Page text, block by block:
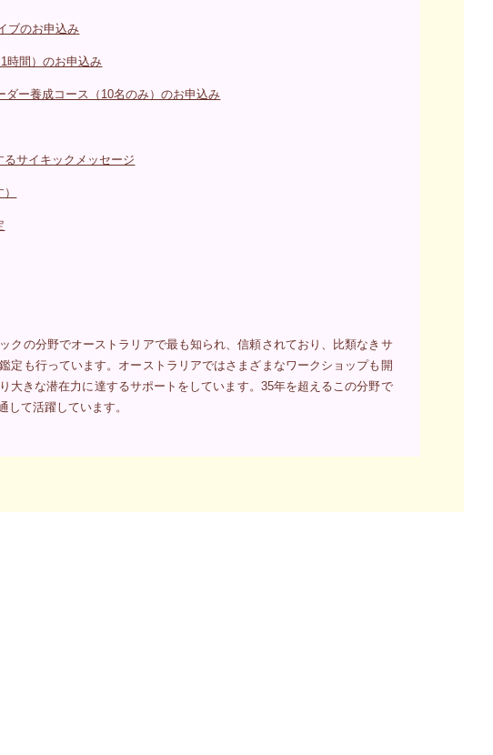
ブのお申込み
時間）のお申込み
ー養成コース（10名のみ）のお申込み
サイキックメッセージ
クの分野でオーストラリアで最も知られ、信頼されており、比類なきサ
定も行っています。オーストラリアではさまざまなワークショップも開
大きな潜在力に達するサポートをしています。35年を超えるこの分野で
て活躍しています。